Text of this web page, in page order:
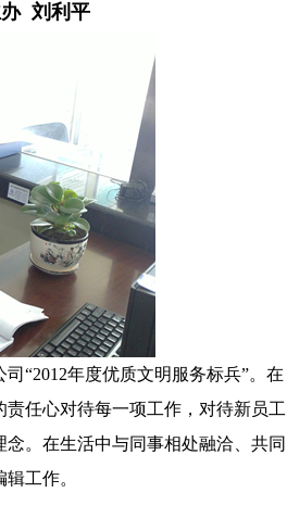
刘利平
“2012年度优质文明服务标兵”。在
任心对待每一项工作，对待新员工
。在生活中与同事相处融洽、共同
工作。